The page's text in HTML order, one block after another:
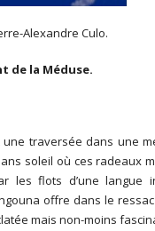
Alexandre Culo.
de la Méduse.
traversée dans une
soleil où ces radeaux
les flots d’une langue
offre dans le
mais non-moins